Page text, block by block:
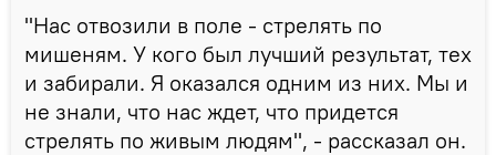
"Нас отвозили в поле - стрелять по
мишеням. У кого был лучший результат, тех
и забирали. Я оказался одним из них. Мы и
не знали, что нас ждет, что придется
стрелять по живым людям", - рассказал он.